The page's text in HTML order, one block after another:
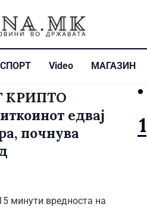
СПОРТ Video МАГАЗИН
КРИПТО
едвај
почнува
минути вредноста на